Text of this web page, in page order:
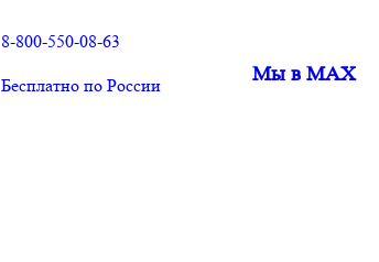
8-800-550-08-63
Бесплатно по России Мы в MAX